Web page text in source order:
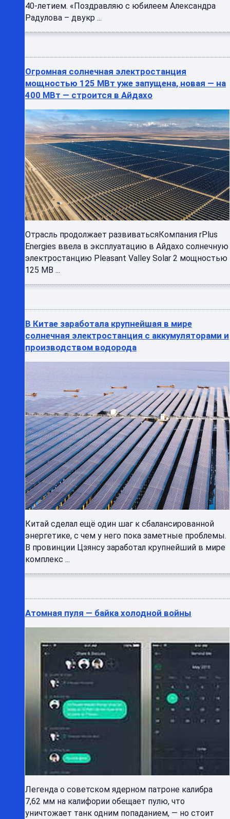
40-летием. «Поздравляю с юбилеем Александра
Радулова – двукр ...
Огромная солнечная электростанция
мощностью 125 МВт уже запущена, новая — на
400 МВт — строится в Айдахо
Отрасль продолжает развиватьсяКомпания rPlus
Energies ввела в эксплуатацию в Айдахо солнечную
электростанцию Pleasant Valley Solar 2 мощностью
125 МВ ...
В Китае заработала крупнейшая в мире
солнечная электростанция с аккумуляторами и
производством водорода
Китай сделал ещё один шаг к сбалансированной
энергетике, с чем у него пока заметные проблемы.
В провинции Цзянсу заработал крупнейший в мире
комплекс ...
Атомная пуля — байка холодной войны
Легенда о советском ядерном патроне калибра
7,62 мм на калифории обещает пулю, что
уничтожает танк одним попаданием, — но стоит